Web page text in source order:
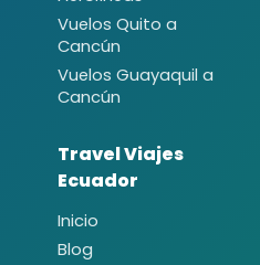
Vuelos Quito a
Cancún
Vuelos Guayaquil a
Cancún
Travel Viajes
Ecuador
Inicio
Blog